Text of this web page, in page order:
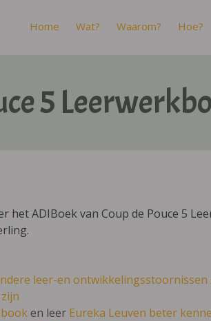
Home Wat? Waarom? Hoe?
5
het ADIBoek van Coup de Pouce 5
leer-en ontwikkelingsstoornissen
en leer Eureka Leuven beter